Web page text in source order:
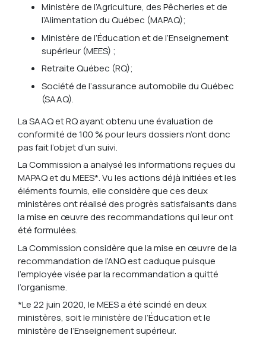
Ministère de l’Agriculture, des Pêcheries et de
l’Alimentation du Québec (MAPAQ);
Ministère de l’Éducation et de l’Enseignement
supérieur (MEES) ;
Retraite Québec (RQ);
Société de l’assurance automobile du Québec
(SAAQ).
La SAAQ et RQ ayant obtenu une évaluation de
conformité de 100 % pour leurs dossiers n’ont donc
pas fait l’objet d’un suivi.
La Commission a analysé les informations reçues du
MAPAQ et du MEES*. Vu les actions déjà initiées et les
éléments fournis, elle considère que ces deux
ministères ont réalisé des progrès satisfaisants dans
la mise en œuvre des recommandations qui leur ont
été formulées.
La Commission considère que la mise en œuvre de la
recommandation de l’ANQ est caduque puisque
l’employée visée par la recommandation a quitté
l’organisme.
*Le 22 juin 2020, le MEES a été scindé en deux
ministères, soit le ministère de l’Éducation et le
ministère de l’Enseignement supérieur.